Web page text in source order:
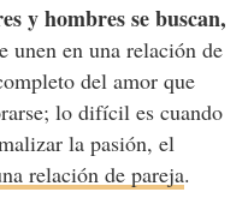
y hombres se buscan,
unen en una relación de
del amor que
lo difícil es cuando
la pasión, el
relación de pareja.